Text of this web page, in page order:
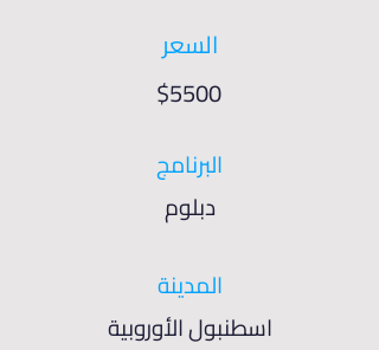
السعر
$5500
البرنامج
دبلوم
المدينة
اسطنبول الأوروبية